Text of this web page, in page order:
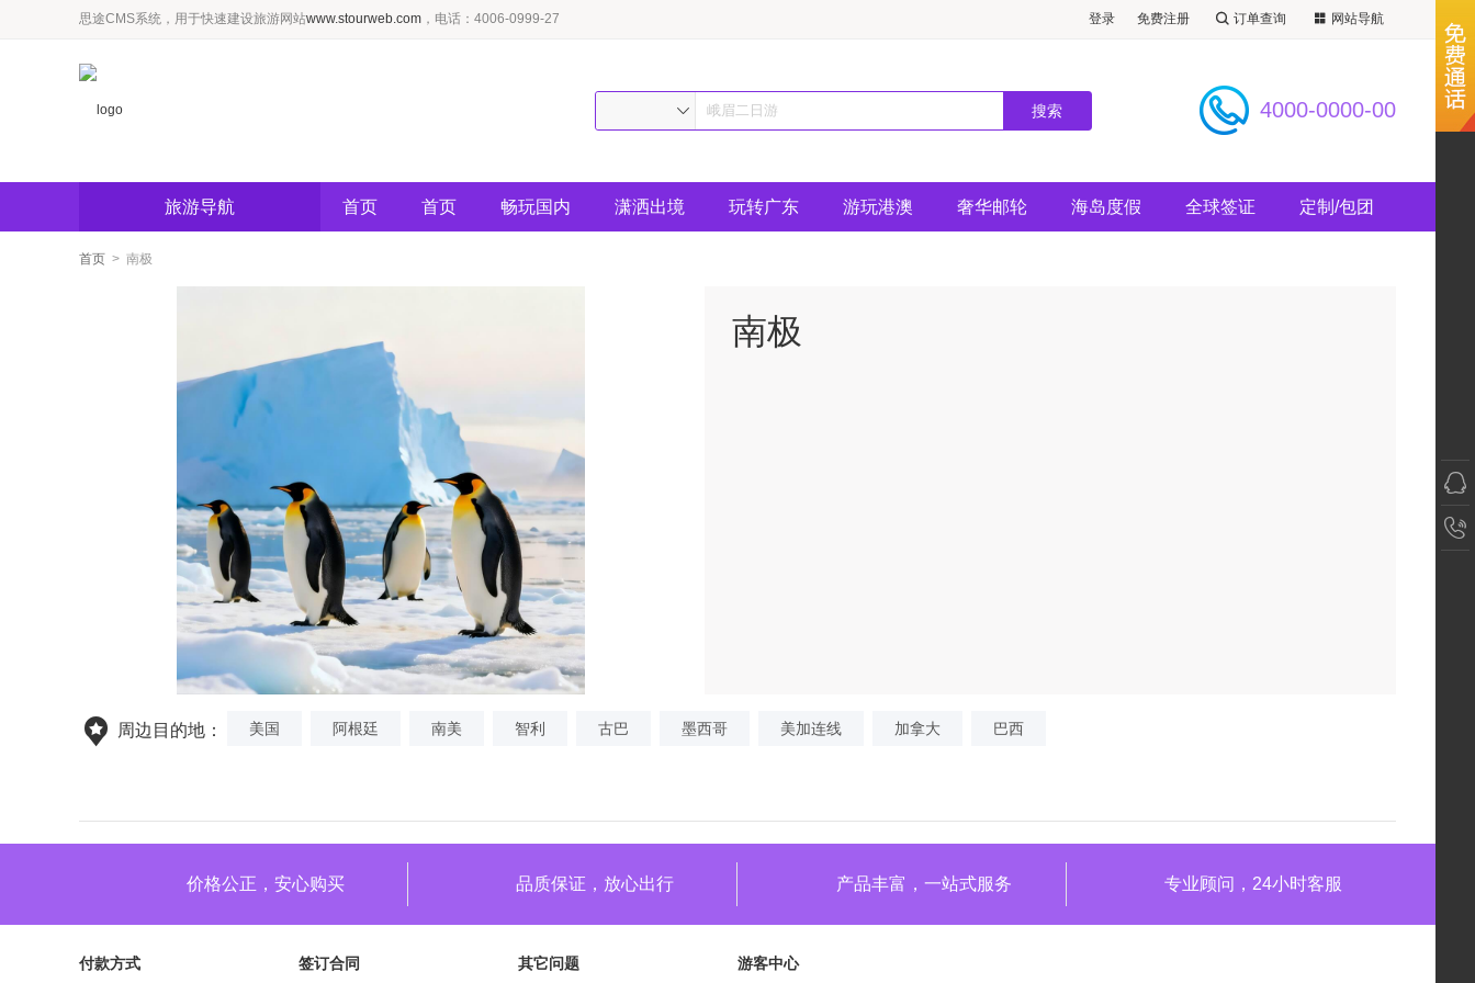
思途CMS系统，用于快速建设旅游网站www.stourweb.com ，电话：4006-0999-27 登录 免费注册 订单查询 网站导航
4000-0000-00
旅游导航 首页 首页 畅玩国内 潇洒出境 玩转广东 游玩港澳 奢华邮轮 海岛度假 全球签证 定制/包团
首页 > 南极
南极
周边目的地： 美国 阿根廷 南美 智利 古巴 墨西哥 美加连线 加拿大 巴西
价格公正，安心购买 品质保证，放心出行 产品丰富，一站式服务 专业顾问，24小时客服
付款方式 签订合同 其它问题 游客中心